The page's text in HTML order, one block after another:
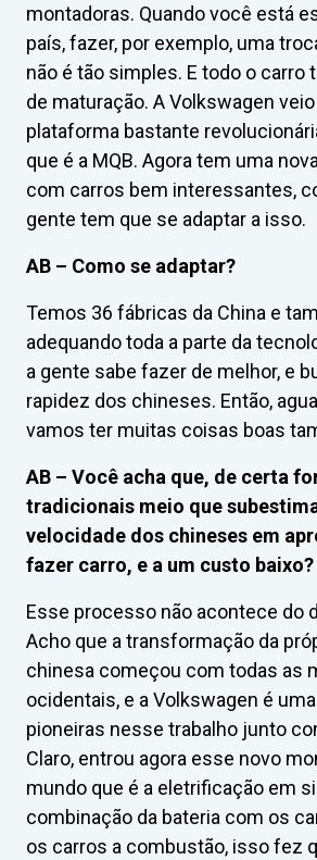
montadoras. Quando você está
país, fazer, por exemplo, uma
não é tão simples. E todo o carro
de maturação. A Volkswagen
plataforma bastante
que é a MQB. Agora tem uma
com carros bem interessantes,
gente tem que se adaptar a isso.
AB – Como se adaptar?
Temos 36 fábricas da China e
adequando toda a parte da
a gente sabe fazer de melhor, e
rapidez dos chineses. Então,
vamos ter muitas coisas boas
AB – Você acha que, de certa
tradicionais meio que
velocidade dos chineses em
fazer carro, e a um custo baixo?
Esse processo não acontece do
Acho que a transformação da
chinesa começou com todas as
ocidentais, e a Volkswagen é
pioneiras nesse trabalho junto
Claro, entrou agora esse novo
mundo que é a eletrificação em
combinação da bateria com os
os carros a combustão, isso fez